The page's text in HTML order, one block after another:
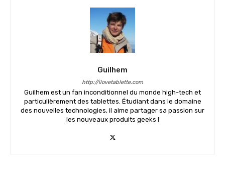
Guilhem
http://ilovetablette.com
Guilhem est un fan inconditionnel du monde high-tech et
particulièrement des tablettes. Étudiant dans le domaine
des nouvelles technologies, il aime partager sa passion sur
les nouveaux produits geeks !